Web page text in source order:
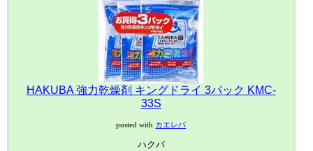
HAKUBA 強力乾燥剤 キングドライ 3パック KMC-
33S
posted with カエレバ
ハクバ